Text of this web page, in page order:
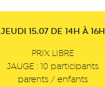
JEUDI 15.07 DE 14H À 16H
PRIX LIBRE
JAUGE : 10 participants
parents / enfants